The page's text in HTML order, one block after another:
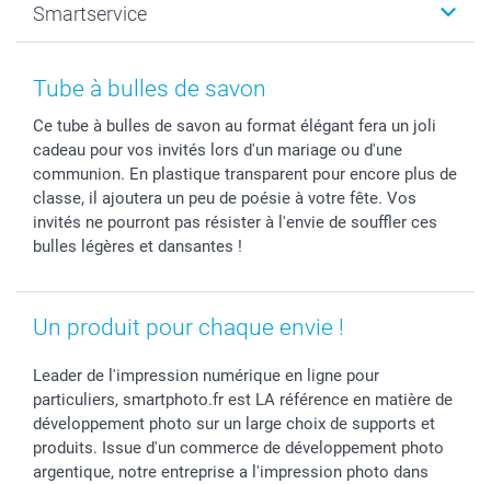
Faire-part & Cartes
Coques smartphone
Cadres photo & accessoires déco
Dénicheur d'idées cadeau
Naissance & baptême
Fête des Mères
Communion
Baptême
Toussaint
Rentrée des classes
Saint-Valentin
Plan du site
Droit de rétraction
Vie privée
Gestion des cookies
Tarifs
Partenariats & Influence
Investisseurs
Smartservice
Aide
smartfriends
Livraison
Modes de paiement
Grandes quantités
Statut de ma commande
Tube à bulles de savon
Ce tube à bulles de savon au format élégant fera un joli
cadeau pour vos invités lors d'un mariage ou d'une
communion. En plastique transparent pour encore plus de
classe, il ajoutera un peu de poésie à votre fête. Vos
invités ne pourront pas résister à l'envie de souffler ces
bulles légères et dansantes !
Un produit pour chaque envie !
Leader de l'impression numérique en ligne pour
particuliers, smartphoto.fr est LA référence en matière de
développement photo sur un large choix de supports et
produits. Issue d'un commerce de développement photo
argentique, notre entreprise a l'impression photo dans